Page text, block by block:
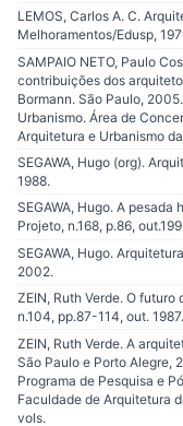
LEMOS, Carlos A. C.
Melhoramentos/Edusp,
SAMPAIO NETO, Paulo
contribuições dos
Bormann. São Paulo,
Urbanismo. Área de
Arquitetura e Urbanismo
SEGAWA, Hugo (org).
1988.
SEGAWA, Hugo. A
Projeto, n.168, p.86,
SEGAWA, Hugo.
2002.
ZEIN, Ruth Verde. O
n.104, pp.87-114, out. 1987.
ZEIN, Ruth Verde. A
São Paulo e Porto Alegre,
Programa de Pesquisa e
Faculdade de Arquitetura
vols.